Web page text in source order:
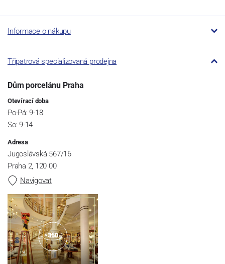
Informace o nákupu
Třípatrová specializovaná prodejna
Dům porcelánu Praha
Otevírací doba
Po-Pá: 9-18
So: 9-14
Adresa
Jugoslávská 567/16
Praha 2, 120 00
Navigovat